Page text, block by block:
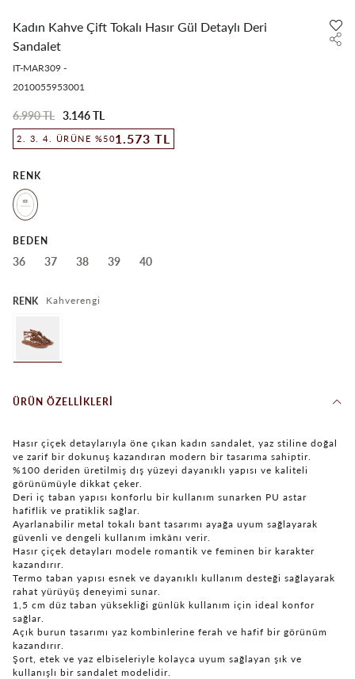
Kadın Kahve Çift Tokalı Hasır Gül Detaylı Deri
Sandalet
IT-MAR309 -
2010055953001
6.990 TL 3.146 TL
2. 3. 4. ÜRÜNE %501.573 TL
RENK
BEDEN
36 37 38 39 40
RENK Kahverengi
ÜRÜN ÖZELLIKLERI
Hasır çiçek detaylarıyla öne çıkan kadın sandalet, yaz stiline doğal
ve zarif bir dokunuş kazandıran modern bir tasarıma sahiptir.
%100 deriden üretilmiş dış yüzeyi dayanıklı yapısı ve kaliteli
görünümüyle dikkat çeker.
Deri iç taban yapısı konforlu bir kullanım sunarken PU astar
hafiflik ve pratiklik sağlar.
Ayarlanabilir metal tokalı bant tasarımı ayağa uyum sağlayarak
güvenli ve dengeli kullanım imkânı verir.
Hasır çiçek detayları modele romantik ve feminen bir karakter
kazandırır.
Termo taban yapısı esnek ve dayanıklı kullanım desteği sağlayarak
rahat yürüyüş deneyimi sunar.
1,5 cm düz taban yüksekliği günlük kullanım için ideal konfor
sağlar.
Açık burun tasarımı yaz kombinlerine ferah ve hafif bir görünüm
kazandırır.
Şort, etek ve yaz elbiseleriyle kolayca uyum sağlayan şık ve
kullanışlı bir sandalet modelidir.